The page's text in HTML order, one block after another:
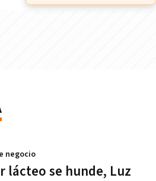
lácteo se hunde, Luz
negocio